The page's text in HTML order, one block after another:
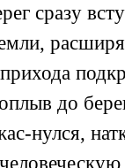
сразу
до
нулся,